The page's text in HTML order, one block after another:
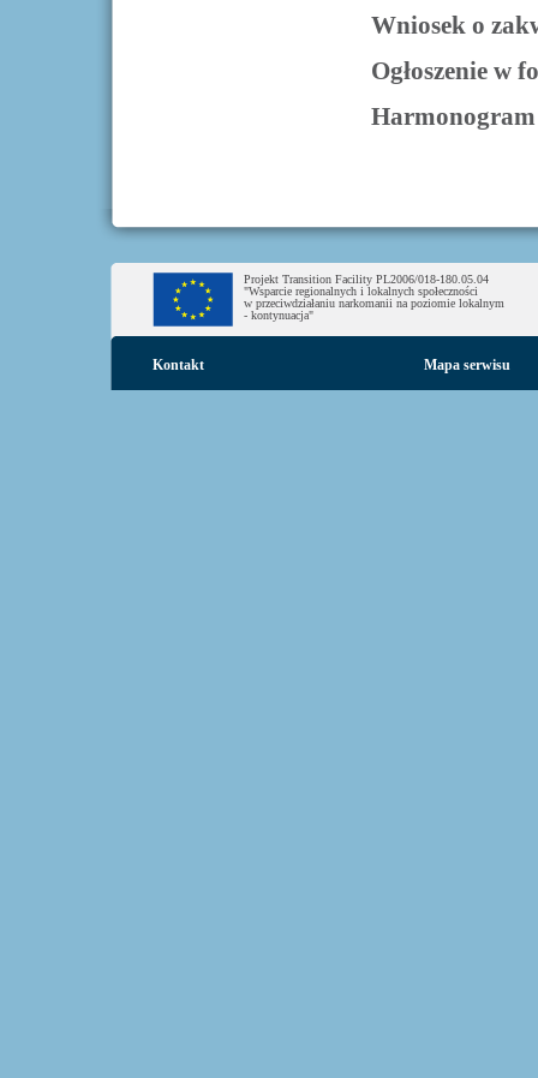
Wniosek o
Ogłoszenie w
Harmonogram
Projekt Transition Facility PL2006/018-180.05.04
"Wsparcie regionalnych i lokalnych społeczności
w przeciwdziałaniu narkomanii na poziomie lokalnym
- kontynuacja"
Kontakt Mapa serwisu